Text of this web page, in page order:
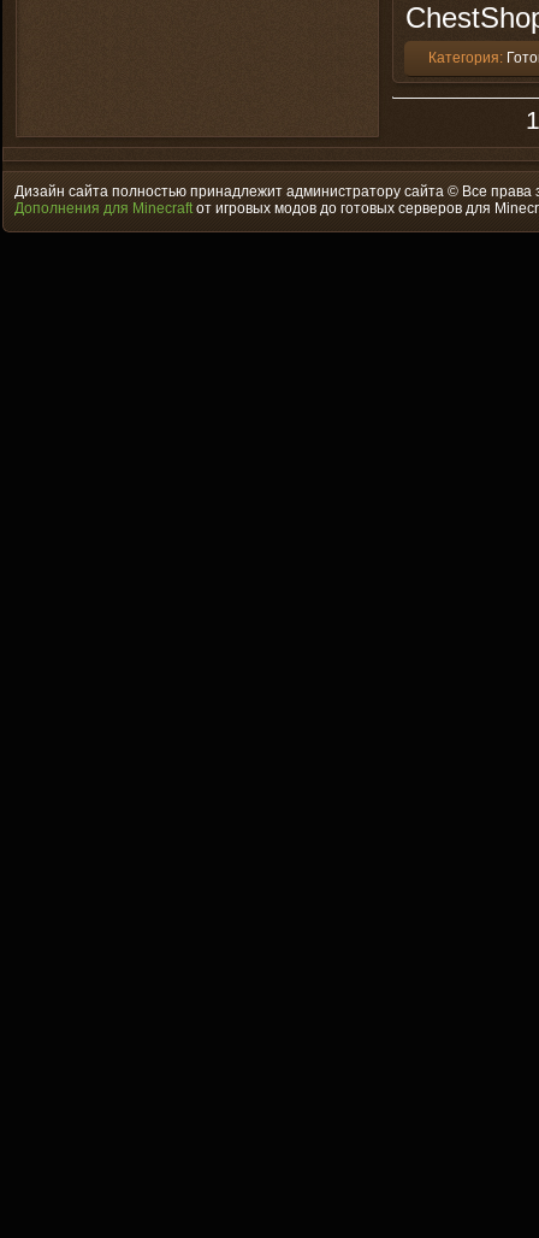
Категория:
Дизайн сайта полностью принадлежит администратору сайта © Все
Дополнения для Minecraftот игровых модов до готовых серверов для